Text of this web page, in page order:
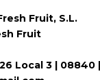
Fruit, S.L.
Fruit
Local 3 | 08840